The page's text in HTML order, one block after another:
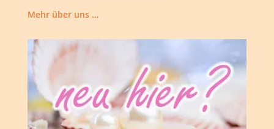
Mehr über uns …